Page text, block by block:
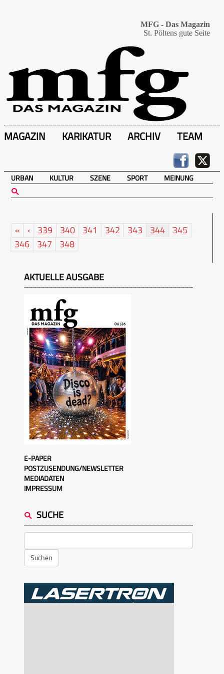
MFG - Das Magazin
St. Pöltens gute Seite
MAGAZIN KARIKATUR ARCHIV TEAM
URBAN KULTUR SZENE SPORT MEINUNG
« ‹ 339 340 341 342 343 344 345
346 347 348
AKTUELLE AUSGABE
E-PAPER
POSTZUSENDUNG/NEWSLETTER
MEDIADATEN
IMPRESSUM
SUCHE
Suchen